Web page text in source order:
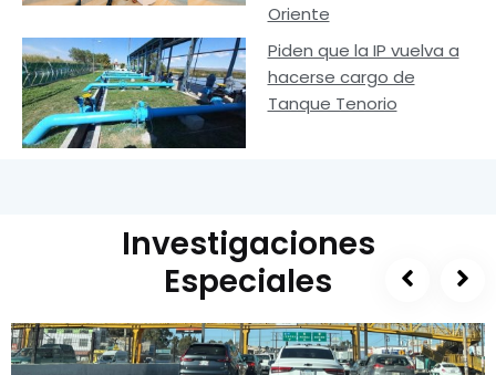
Oriente
Piden que la IP vuelva a
hacerse cargo de
Tanque Tenorio
Investigaciones
Especiales